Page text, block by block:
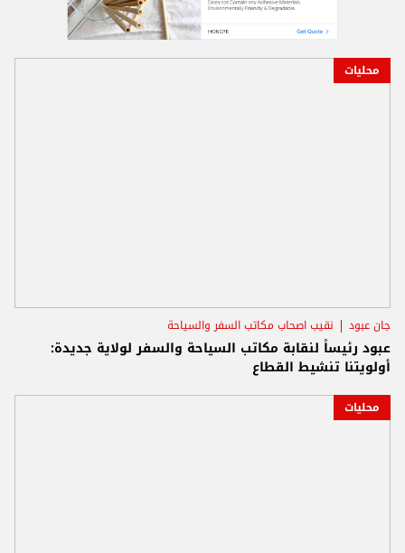
محليات
جان عبود نقيب اصحاب مكاتب السفر والسياحة
عبود رئيساً لنقابة مكاتب السياحة والسفر لولاية جديدة:
أولويتنا تنشيط القطاع
محليات